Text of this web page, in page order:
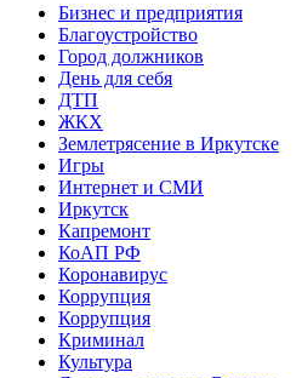
Бизнес и предприятия
Благоустройство
Город должников
День для себя
ДТП
ЖКХ
Землетрясение в Иркутске
Игры
Интернет и СМИ
Иркутск
Капремонт
КоАП РФ
Коронавирус
Коррупция
Коррупция
Криминал
Культура